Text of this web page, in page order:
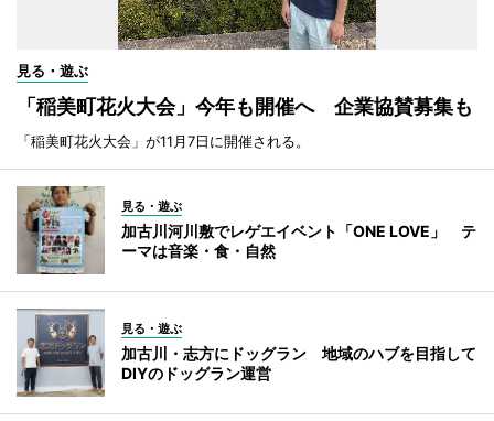
見る・遊ぶ
「稲美町花火大会」今年も開催へ 企業協賛募集も
「稲美町花火大会」が11月7日に開催される。
見る・遊ぶ
加古川河川敷でレゲエイベント「ONE LOVE」 テ
ーマは音楽・食・自然
見る・遊ぶ
加古川・志方にドッグラン 地域のハブを目指して
DIYのドッグラン運営